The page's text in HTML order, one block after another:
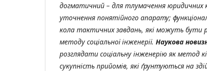
догматичний – для тлумачення юридичних
уточнення понятійного апарату;
кола тактичних завдань, які можуть бути
методу соціальної інженерії. Наукова
розглядати соціальну інженерію як метод
сукупність прийомів, які ґрунтуються на